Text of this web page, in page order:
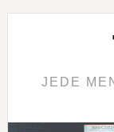
JEDE